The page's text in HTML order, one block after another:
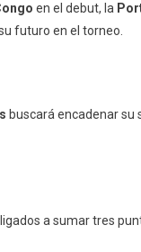
en el debut, la
futuro en el torneo.
buscará encadenar
a sumar tres